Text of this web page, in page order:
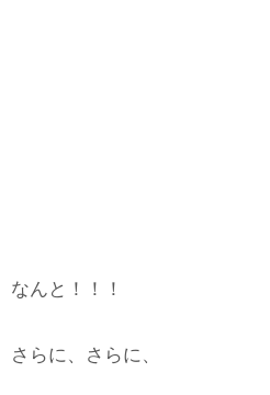
なんと！！！
さらに、さらに、